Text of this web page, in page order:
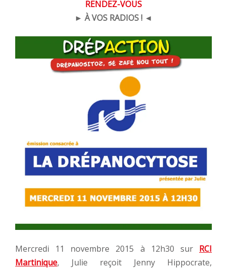
RENDEZ-VOUS
► À VOS RADIOS ! ◄
Mercredi 11 novembre 2015 à 12h30 sur RCI
Martinique, Julie reçoit Jenny Hippocrate,